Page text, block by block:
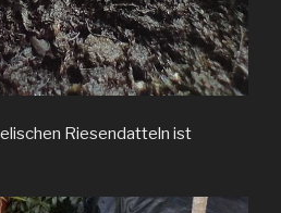
Riesendatteln ist